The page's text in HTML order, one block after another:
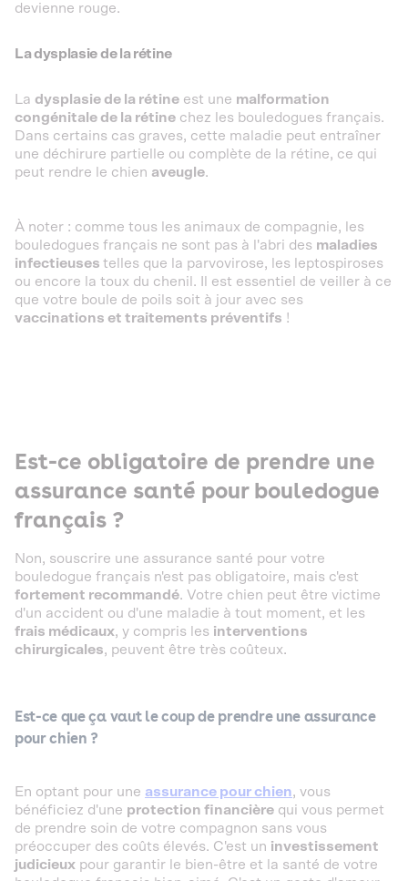
devienne rouge.
La dysplasie de la rétine
La dysplasie de la rétine est une malformation
congénitale de la rétine chez les bouledogues français.
Dans certains cas graves, cette maladie peut entraîner
une déchirure partielle ou complète de la rétine, ce qui
peut rendre le chien aveugle.
À noter : comme tous les animaux de compagnie, les
bouledogues français ne sont pas à l'abri des maladies
infectieuses telles que la parvovirose, les leptospiroses
ou encore la toux du chenil. Il est essentiel de veiller à ce
que votre boule de poils soit à jour avec ses
vaccinations et traitements préventifs !
Est-ce obligatoire de prendre une
assurance santé pour bouledogue
français ?
Non, souscrire une assurance santé pour votre
bouledogue français n'est pas obligatoire, mais c'est
fortement recommandé. Votre chien peut être victime
d'un accident ou d'une maladie à tout moment, et les
frais médicaux, y compris les interventions
chirurgicales, peuvent être très coûteux.
Est-ce que ça vautlecoupde prendreune assurance
pour chien ?
En optant pour une assurance pour chien, vous
bénéficiez d'une protection financière qui vous permet
de prendre soin de votre compagnon sans vous
préoccuper des coûts élevés. C'est un investissement
judicieux pour garantir le bien-être et la santé de votre